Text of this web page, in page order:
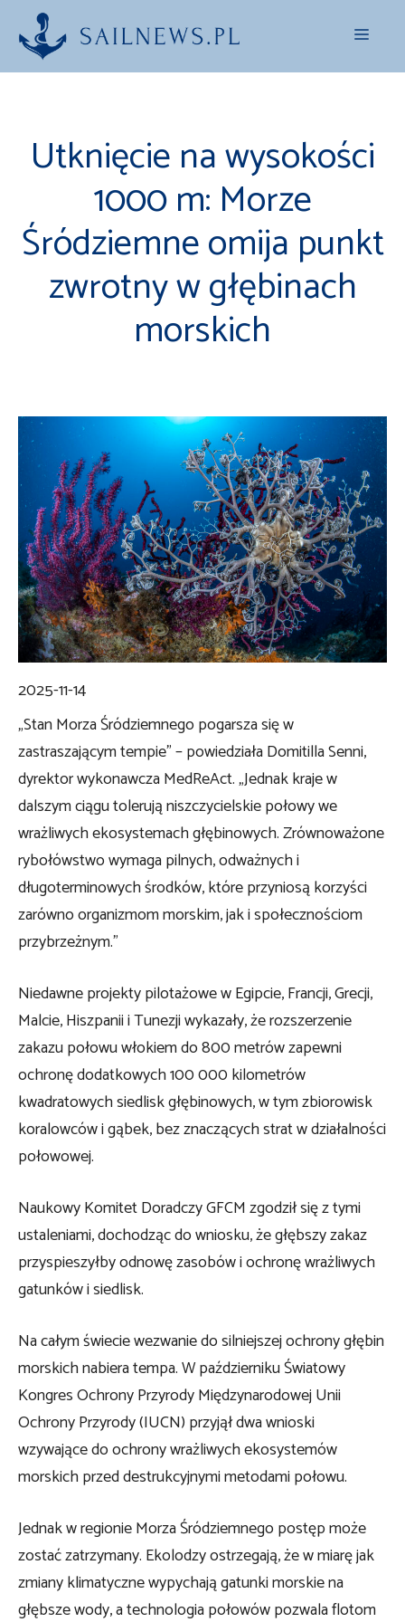
Przejdź
treści
Menu
Utknięcie na wysokości
1000 m: Morze
Śródziemne omija punkt
zwrotny w głębinach
morskich
2025-11-14
„Stan Morza Śródziemnego pogarsza się w
zastraszającym tempie” – powiedziała Domitilla Senni,
dyrektor wykonawcza MedReAct. „Jednak kraje w
dalszym ciągu tolerują niszczycielskie połowy we
wrażliwych ekosystemach głębinowych. Zrównoważone
rybołówstwo wymaga pilnych, odważnych i
długoterminowych środków, które przyniosą korzyści
zarówno organizmom morskim, jak i społecznościom
przybrzeżnym.”
Niedawne projekty pilotażowe w Egipcie, Francji, Grecji,
Malcie, Hiszpanii i Tunezji wykazały, że rozszerzenie
zakazu połowu włokiem do 800 metrów zapewni
ochronę dodatkowych 100 000 kilometrów
kwadratowych siedlisk głębinowych, w tym zbiorowisk
koralowców i gąbek, bez znaczących strat w działalności
połowowej.
Naukowy Komitet Doradczy GFCM zgodził się z tymi
ustaleniami, dochodząc do wniosku, że głębszy zakaz
przyspieszyłby odnowę zasobów i ochronę wrażliwych
gatunków i siedlisk.
Na całym świecie wezwanie do silniejszej ochrony głębin
morskich nabiera tempa. W październiku Światowy
Kongres Ochrony Przyrody Międzynarodowej Unii
Ochrony Przyrody (IUCN) przyjął dwa wnioski
wzywające do ochrony wrażliwych ekosystemów
morskich przed destrukcyjnymi metodami połowu.
Jednak w regionie Morza Śródziemnego postęp może
zostać zatrzymany. Ekolodzy ostrzegają, że w miarę jak
zmiany klimatyczne wypychają gatunki morskie na
głębsze wody, a technologia połowów pozwala flotom